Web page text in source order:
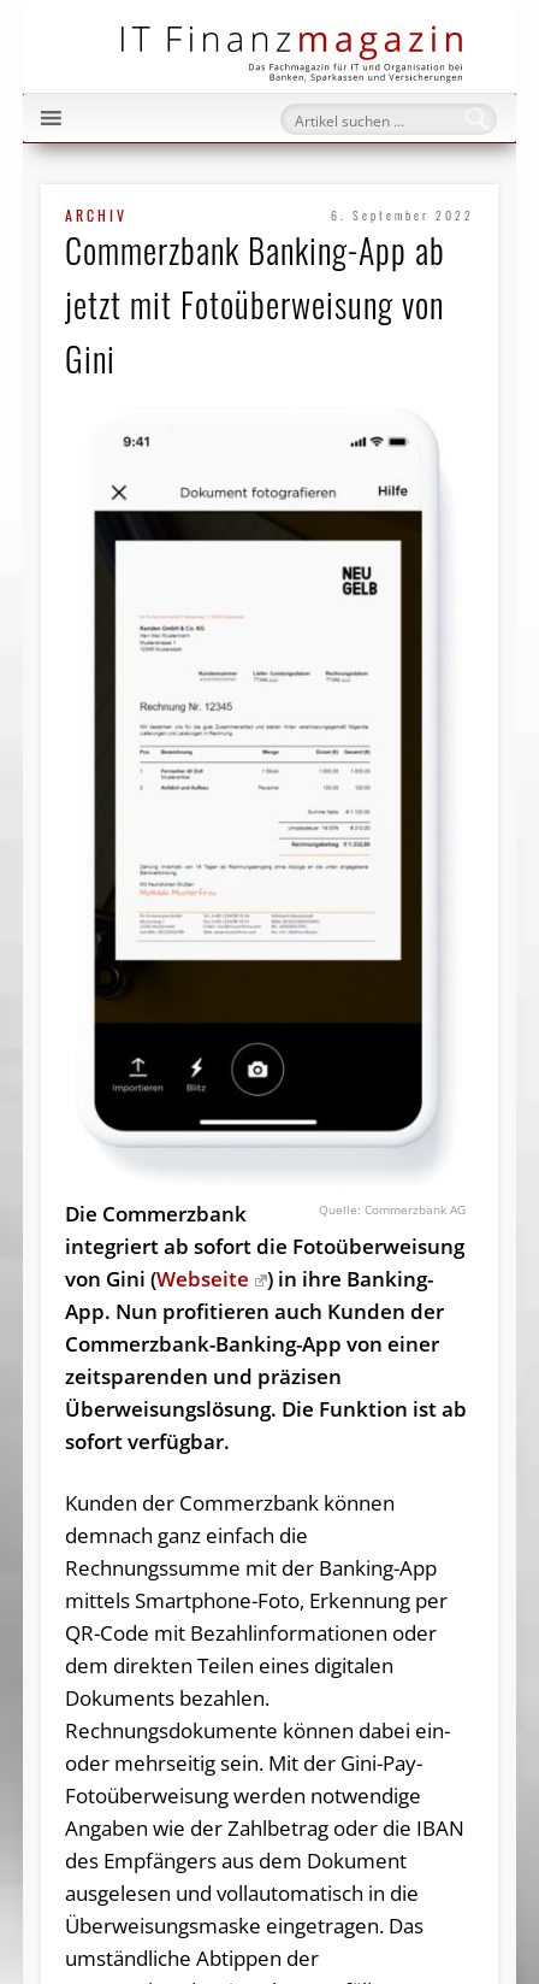
ARCHIV 6. September 2022
Commerzbank Banking-App ab
jetzt mit Fotoüberweisung von
Gini
Commerzbank AG
Die Commerzbank
integriert ab sofort die Fotoüberweisung
von Gini (Webseite
) in ihre Banking-
App. Nun profitieren auch Kunden der
Commerzbank-Banking-App von einer
zeitsparenden und präzisen
Überweisungslösung. Die Funktion ist ab
sofort verfügbar.
Kunden der Commerzbank können
demnach ganz einfach die
Rechnungssumme mit der Banking-App
mittels Smartphone-Foto, Erkennung per
QR-Code mit Bezahlinformationen oder
dem direkten Teilen eines digitalen
Dokuments bezahlen.
Rechnungsdokumente können dabei ein-
oder mehrseitig sein. Mit der Gini-Pay-
Fotoüberweisung werden notwendige
Angaben wie der Zahlbetrag oder die IBAN
des Empfängers aus dem Dokument
ausgelesen und vollautomatisch in die
Überweisungsmaske eingetragen. Das
umständliche Abtippen der